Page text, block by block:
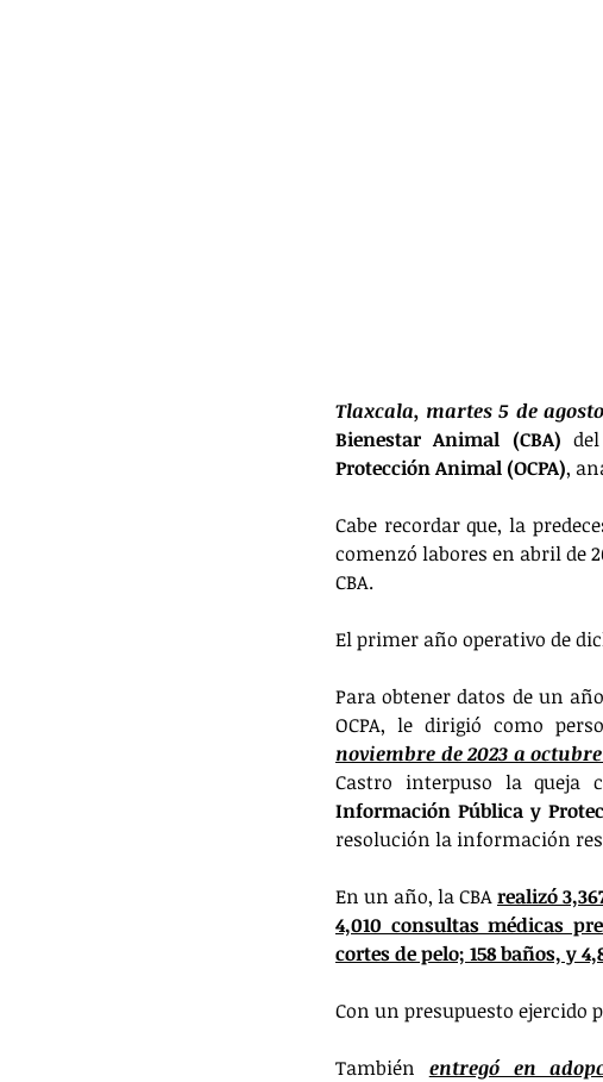
Tlaxcala, martes 5 de agosto
Bienestar Animal (CBA) del
Protección Animal (OCPA),
Cabe recordar que, la
comenzó labores en abril de
CBA.
El primer año operativo de
Para obtener datos de un
noviembre de 2023 a
Castro interpuso la queja
Información Pública y
resolución la información
En un año, la CBA realizó
4,010 consultas médicas
cortes de pelo; 158 baños, y
Con un presupuesto ejercido
También entregó en